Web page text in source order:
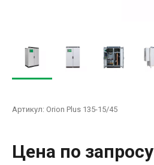
Артикул: Orion Plus 135-15/45
Цена по запросу